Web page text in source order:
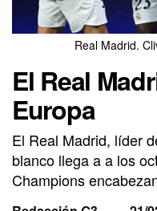
Real Madrid.
El Real
Europa
El Real Madrid, líder
blanco llega a a los
Champions